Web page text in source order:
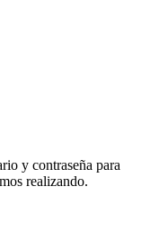
y contraseña para
realizando.